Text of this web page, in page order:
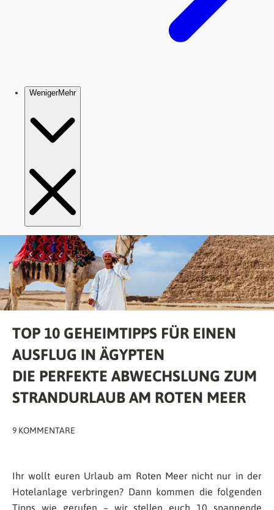
TOP 10 GEHEIMTIPPS FÜR EINEN
AUSFLUG IN ÄGYPTEN
DIE PERFEKTE ABWECHSLUNG ZUM
STRANDURLAUB AM ROTEN MEER
9 KOMMENTARE
Ihr wollt euren Urlaub am Roten Meer nicht nur in der
Hotelanlage verbringen? Dann kommen die folgenden
Tipps wie gerufen – wir stellen euch 10 spannende